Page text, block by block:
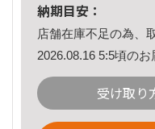
納期目安：
店舗在庫不足の為、
2026.08.16 5:5頃のお
受け取り